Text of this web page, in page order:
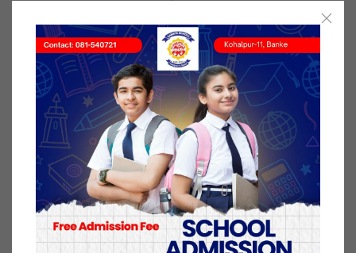
पशु सेवा विभागका चिकित्सक डा. मनोजकुमार शाही सामान्य
तापक्रममा १५ देखि २० दिनसम्म अण्डा उपभोग गर्न मिल्ने
बताउँछन्।
‘चिस्यान व्यवस्थापन गर्न सकियो भने लामो समय राख्न
नसकिने होइन’, शाही भन्छन्, ‘सामान्यतया रुम टेम्प्रेचरमा १५
देखि २० दिनभन्दा बढी एकदुई दिनमै अण्डा बिग्रिहाल्छ।’
करिब २७ डिग्री सेल्सियस तापक्रमभन्दा कम तापक्रममा
बढीमा २० दिनसम्म उपभोग गर्न लायक हुन्छ।